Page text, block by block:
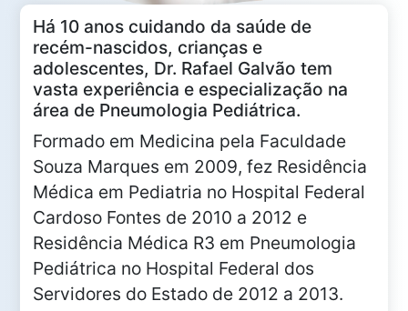
Há 10 anos cuidando da saúde de
recém-nascidos, crianças e
adolescentes, Dr. Rafael Galvão tem
vasta experiência e especialização na
área de Pneumologia Pediátrica.
Formado em Medicina pela Faculdade
Souza Marques em 2009, fez Residência
Médica em Pediatria no Hospital Federal
Cardoso Fontes de 2010 a 2012 e
Residência Médica R3 em Pneumologia
Pediátrica no Hospital Federal dos
Servidores do Estado de 2012 a 2013.